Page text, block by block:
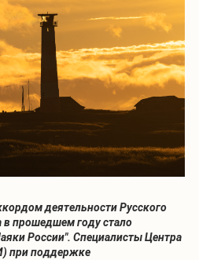
деятельности Русского
в прошедшем году стало
России". Специалисты Центра
при поддержке